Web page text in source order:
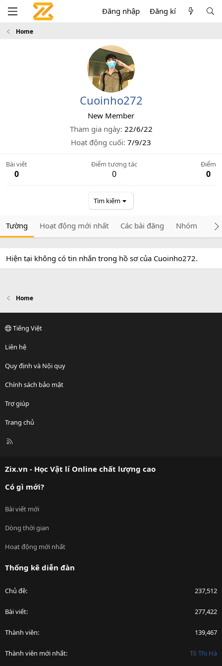
Đăng nhập Đăng kí
Home
Cuoinho272
New Member
Tham gia ngày 22/6/22
Hoạt động cuối 7/9/23
Bài viết
0
Điểm tương tác
0
Điểm
0
Tìm kiếm
Tường Hoạt động mới nhất Các bài đăng Nhóm
Hiện tại không có tin nhắn trong hồ sơ của Cuoinho272.
Home
Tiếng Việt
Liên hệ
Quy định và Nội quy
Chính sách bảo mật
Trợ giúp
Trang chủ
R
Zix.vn - Học Vật lí Online chất lượng cao
Có gì mới?
Bài viết mới
Dòng thời gian
Hoạt động mới nhất
Thống kê diễn đàn
Chủ đề 237,512
Bài viết 277,422
Thành viên 139,467
Thành viên mới nhất Tô Thị Hà